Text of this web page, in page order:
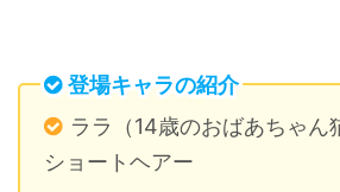
登場キャラの紹介
ララ（14歳のおばあちゃん
ショートヘアー